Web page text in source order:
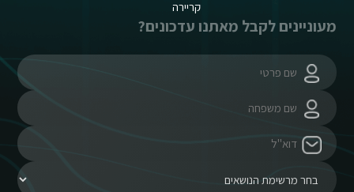
קריירה
מעוניינים לקבל מאתנו עדכונים?